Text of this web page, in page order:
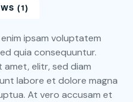
(1)
ipsam voluptatem
quia consequuntur.
amet, elitr, sed diam
labore et dolore magna
At vero accusam et